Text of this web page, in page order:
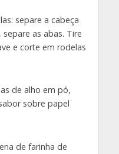
separe a cabeça
as abas. Tire
e corte em rodelas
de alho em pó,
sobre papel
de farinha de